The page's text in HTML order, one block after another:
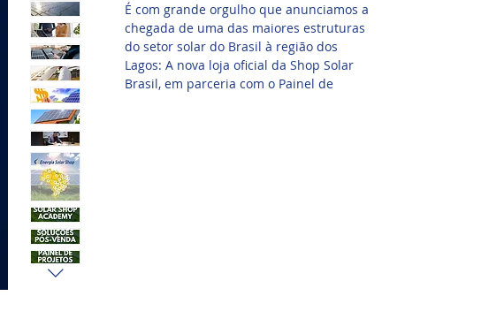
É com grande orgulho que anunciamos a
chegada de uma das maiores estruturas
do setor solar do Brasil à região dos
Lagos: A nova loja oficial da Shop Solar
Brasil, em parceria com o Painel de